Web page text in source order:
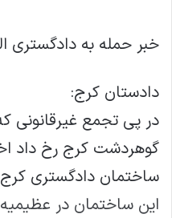
خبر حمله به دادگستری
دادستان کرج:
در پی تجمع
گوهردشت کرج رخ داد
ساختمان دادگستری
این ساختمان در